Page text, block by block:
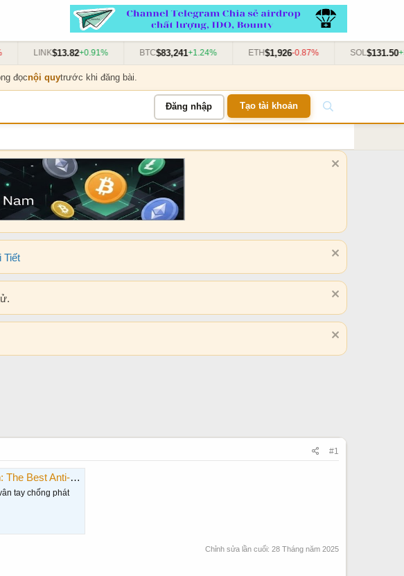
$13.82+0.91% $83,241+1.24% $1,926-0.87% $131.50
đọcnội quytrước khi đăng bài.
Đăng nhập Tạo tài khoản
Tiết
#1
Browser😍 😍 🤩
tay chống phát
Chỉnh sửa lần cuối: 28 Tháng năm 2025